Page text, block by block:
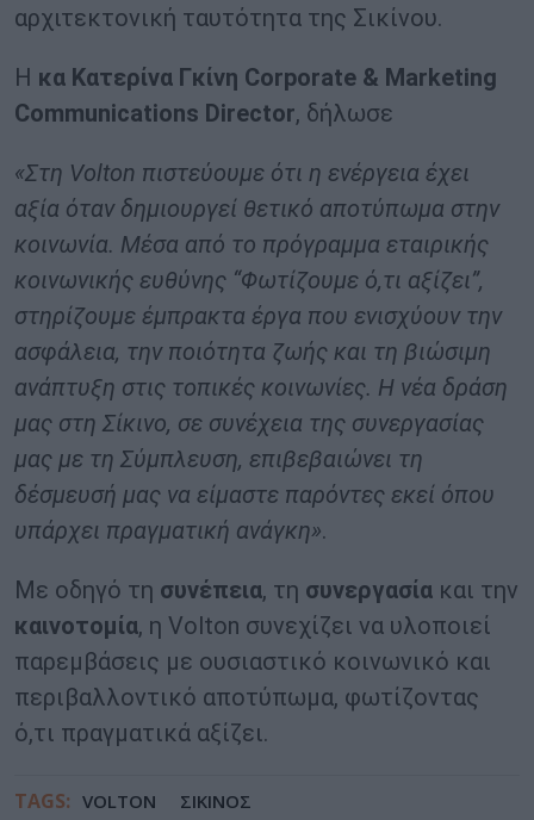
αρχιτεκτονική ταυτότητα της Σικίνου.
Η κα Κατερίνα Γκίνη Corporate & Marketing
Communications Director, δήλωσε
«Στη Volton πιστεύουμε ότι η ενέργεια έχει
αξία όταν δημιουργεί θετικό αποτύπωμα στην
κοινωνία. Μέσα από το πρόγραμμα εταιρικής
κοινωνικής ευθύνης “Φωτίζουμε ό,τι αξίζει”,
στηρίζουμε έμπρακτα έργα που ενισχύουν την
ασφάλεια, την ποιότητα ζωής και τη βιώσιμη
ανάπτυξη στις τοπικές κοινωνίες. Η νέα δράση
μας στη Σίκινο, σε συνέχεια της συνεργασίας
μας με τη Σύμπλευση, επιβεβαιώνει τη
δέσμευσή μας να είμαστε παρόντες εκεί όπου
υπάρχει πραγματική ανάγκη».
Με οδηγό τη συνέπεια, τη συνεργασία και την
καινοτομία, η Volton συνεχίζει να υλοποιεί
παρεμβάσεις με ουσιαστικό κοινωνικό και
περιβαλλοντικό αποτύπωμα, φωτίζοντας
ό,τι πραγματικά αξίζει.
TAGS: VOLTON ΣΙΚΙΝΟΣ